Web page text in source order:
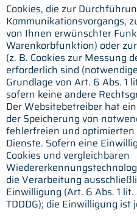
Cookies, die zur
Kommunikationsvorgangs,
von Ihnen erwünschter
Warenkorbfunktion) oder
(z. B. Cookies zur Messung
erforderlich sind
Grundlage von Art. 6 Abs. 1
sofern keine andere
Der Websitebetreiber hat
der Speicherung von
fehlerfreien und
Dienste. Sofern eine
Cookies und vergleichbaren
die Verarbeitung
Einwilligung (Art. 6 Abs. 1 lit.
TDDDG); die Einwilligung